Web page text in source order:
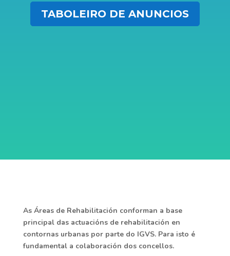
TABOLEIRO DE ANUNCIOS
As Áreas de Rehabilitación conforman a base
principal das actuacións de rehabilitación en
contornas urbanas por parte do IGVS. Para isto é
fundamental a colaboración dos concellos.